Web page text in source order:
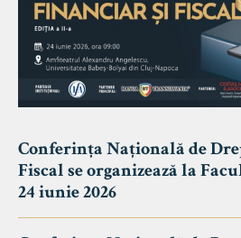
Conferința Națională de
Fiscal se organizează la
24 iunie 2026